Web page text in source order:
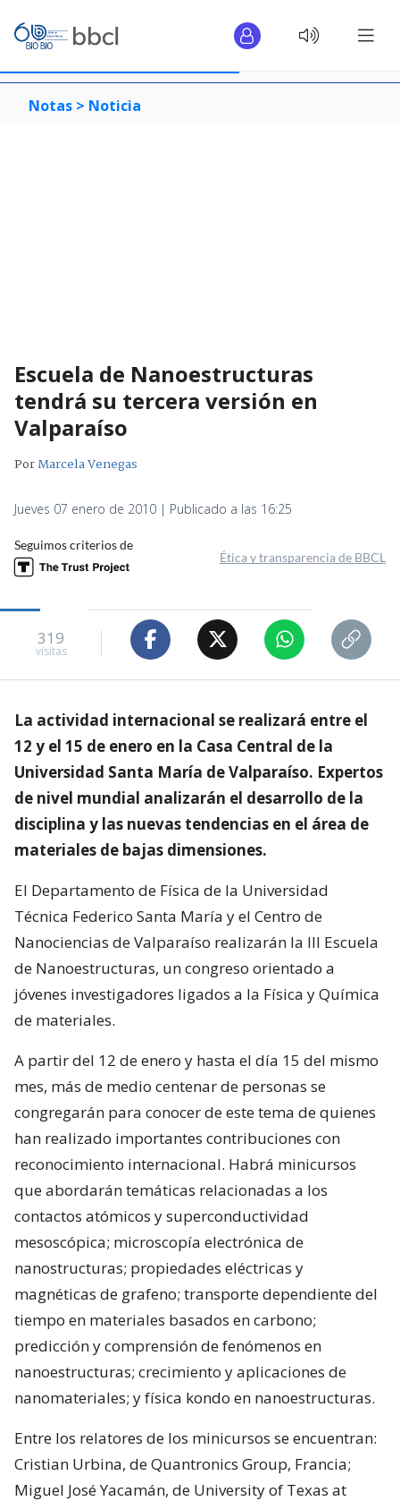
Notas > Noticia
Escuela de Nanoestructuras
tendrá su tercera versión en
Valparaíso
PorMarcela Venegas
Jueves 07 enero de 2010 | Publicado a las 16:25
Seguimos criterios de
Ética y transparencia de BBCL
319
visitas
La actividad internacional se realizará entre el
12 y el 15 de enero en la Casa Central de la
Universidad Santa María de Valparaíso. Expertos
de nivel mundial analizarán el desarrollo de la
disciplina y las nuevas tendencias en el área de
materiales de bajas dimensiones.
El Departamento de Física de la Universidad
Técnica Federico Santa María y el Centro de
Nanociencias de Valparaíso realizarán la III Escuela
de Nanoestructuras, un congreso orientado a
jóvenes investigadores ligados a la Física y Química
de materiales.
A partir del 12 de enero y hasta el día 15 del mismo
mes, más de medio centenar de personas se
congregarán para conocer de este tema de quienes
han realizado importantes contribuciones con
reconocimiento internacional. Habrá minicursos
que abordarán temáticas relacionadas a los
contactos atómicos y superconductividad
mesoscópica; microscopía electrónica de
nanostructuras; propiedades eléctricas y
magnéticas de grafeno; transporte dependiente del
tiempo en materiales basados en carbono;
predicción y comprensión de fenómenos en
nanoestructuras; crecimiento y aplicaciones de
nanomateriales; y física kondo en nanoestructuras.
Entre los relatores de los minicursos se encuentran:
Cristian Urbina, de Quantronics Group, Francia;
Miguel José Yacamán, de University of Texas at